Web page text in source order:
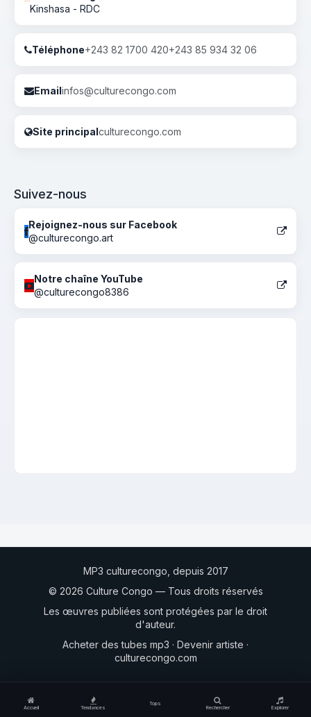
Kinshasa - RDC
Téléphone+243 82 1700 420+243 85 934 32 06
Emailinfos@culturecongo.com
Site principalculturecongo.com
Suivez-nous
Rejoignez-nous sur Facebook
@culturecongo.art
Notre chaîne YouTube
@culturecongo8386
Accueil Tendances
Tops
Rechercher Explorer
MP3 culturecongo, depuis 2017
© 2026 Culture Congo — Tous droits réservés
Les œuvres publiées sont protégées par le droit
d'auteur.
Acheter des tubes mp3 · Devenir artiste ·
culturecongo.com